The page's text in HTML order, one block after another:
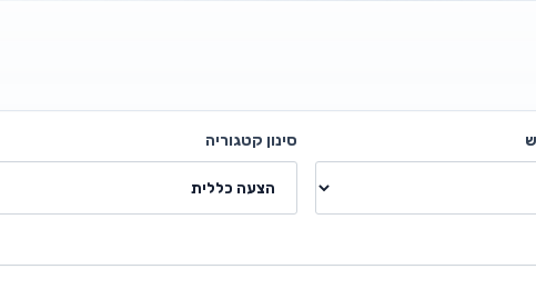
סינון קטגוריה